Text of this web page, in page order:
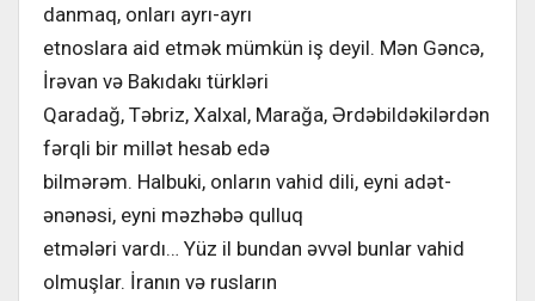
danmaq, onları ayrı-ayrı
etnoslara aid etmək mümkün iş deyil. Mən Gəncə,
İrəvan və Bakıdakı türkləri
Qaradağ, Təbriz, Xalxal, Marağa, Ərdəbildəkilərdən
fərqli bir millət hesab edə
bilmərəm. Halbuki, onların vahid dili, eyni adət-
ənənəsi, eyni məzhəbə qulluq
etmələri vardı… Yüz il bundan əvvəl bunlar vahid
olmuşlar. İranın və rusların